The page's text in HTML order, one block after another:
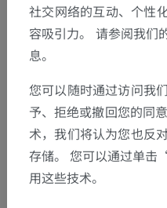
人体神经解剖学
翻译
发现错误？
欢迎提出更正、翻译或
社交网络的互动、个性
容吸引力。 请参阅我们
息。
您可以随时通过访问我
予、拒绝或撤回您的同
术，我们将认为您也反
存储。 您可以通过单
用这些技术。